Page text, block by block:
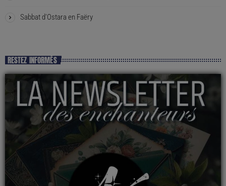
Sabbat d’Ostara en Faëry
RESTEZ INFORMÉS